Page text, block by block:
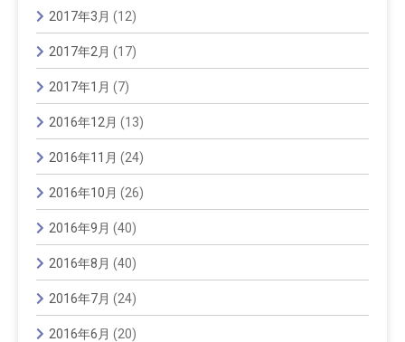
2017年3月 (12)
2017年2月 (17)
2017年1月 (7)
2016年12月 (13)
2016年11月 (24)
2016年10月 (26)
2016年9月 (40)
2016年8月 (40)
2016年7月 (24)
2016年6月 (20)